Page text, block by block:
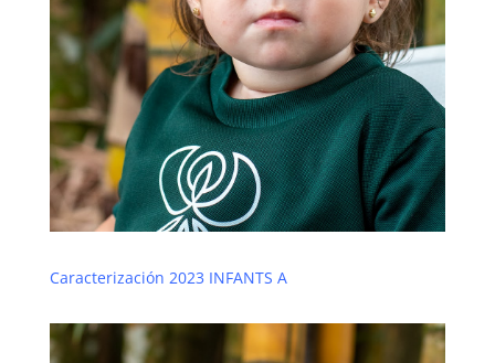
Caracterización 2023 INFANTS A